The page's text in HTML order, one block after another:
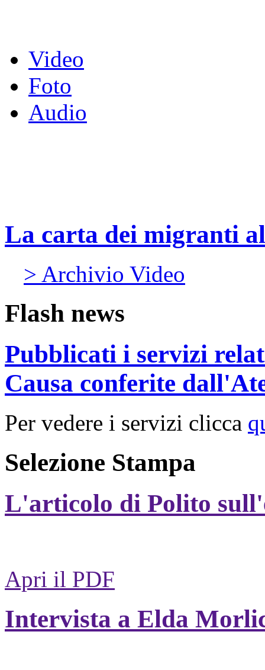
Video
Foto
Audio
La carta dei migranti
> Archivio Video
Flash news
Pubblicati i servizi
Causa conferite
Per vedere i servizi clicca
Selezione Stampa
L'articolo di Polito
Apri il PDF
Intervista a Elda